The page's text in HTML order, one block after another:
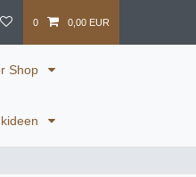
0 0,00 EUR
Shop